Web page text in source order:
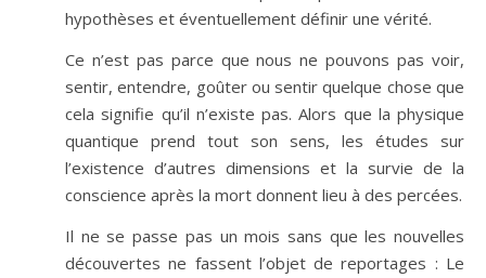
hypothèses et éventuellement définir une vérité.
Ce n’est pas parce que nous ne pouvons pas voir,
sentir, entendre, goûter ou sentir quelque chose que
cela signifie qu’il n’existe pas. Alors que la physique
quantique prend tout son sens, les études sur
l’existence d’autres dimensions et la survie de la
conscience après la mort donnent lieu à des percées.
Il ne se passe pas un mois sans que les nouvelles
découvertes ne fassent l’objet de reportages : Le